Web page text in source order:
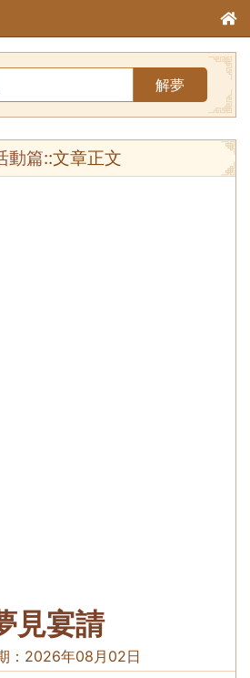
解夢
動篇::文章正文
見宴請
： 2026年08月02日